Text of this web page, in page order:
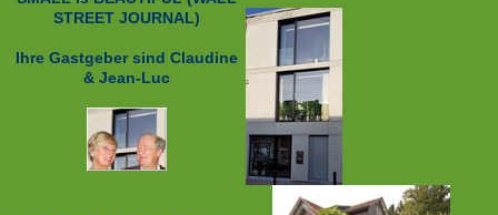
STREET JOURNAL)
Ihre Gastgeber sind Claudine
& Jean-Luc